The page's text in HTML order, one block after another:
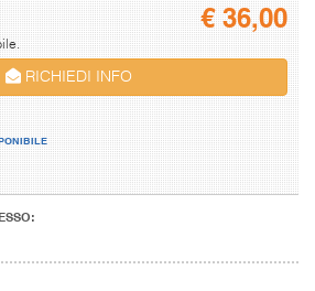
€36,00
RICHIEDI INFO